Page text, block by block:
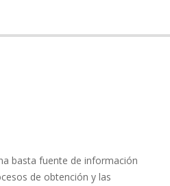
basta fuente de información
de obtención y las